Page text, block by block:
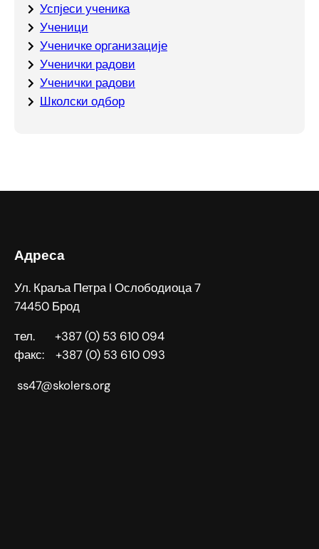
Успјеси ученика
Ученици
Ученичке организације
Ученички радови
Ученички радови
Школски одбор
Адреса
Ул. Краља Петра I Ослободиоца 7
74450 Брод
тел. +387 (0) 53 610 094
факс: +387 (0) 53 610 093
ss47@skolers.org